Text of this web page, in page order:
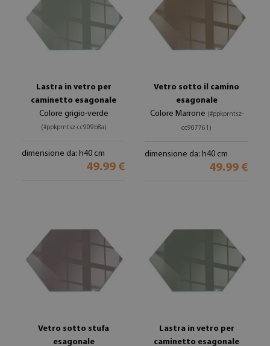
Lastra in vetro per
caminetto esagonale
Colore grigio-verde
(#ppkprntsz-cc909b8a)
dimensione da: h40 cm
49.99 €
Vetro sotto il camino
esagonale
Colore Marrone (#ppkprntsz-
cc907761)
dimensione da: h40 cm
49.99 €
Vetro sotto stufa
esagonale
Lastra in vetro per
caminetto esagonale